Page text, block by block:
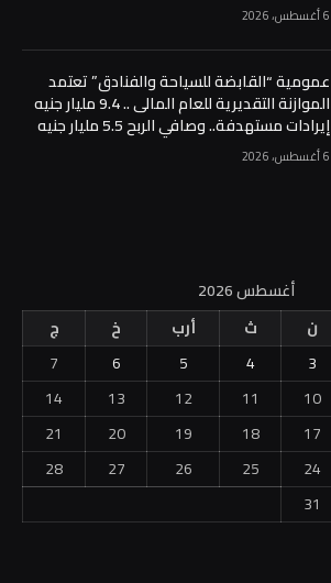
6 أغسطس، 2026
عمومية “القابضة للسياحة والفنادق” تعتمد
الموازنة التقديرية للعام المالى .. 9.4 مليار جنيه
إيرادات مستهدفة.. وصافي الربح 5.5 مليار جنيه
6 أغسطس، 2026
أغسطس 2026
ن ث أرب خ
ج
3
4
5
6
7
10
11
12
13
14
17
18
19
20
21
24
25
26
27
28
31